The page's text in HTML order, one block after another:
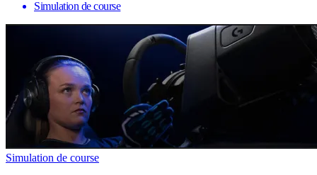
Simulation de course
Simulation de course